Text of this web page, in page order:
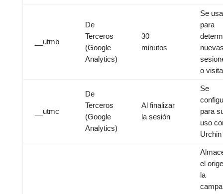
__utmb
De
Terceros
(Google
Analytics)
30
minutos
Se usa
para
o
__utmc
De
Terceros
(Google
Analytics)
Al finalizar
la sesión
Se
para
uso
Urchin
el
la